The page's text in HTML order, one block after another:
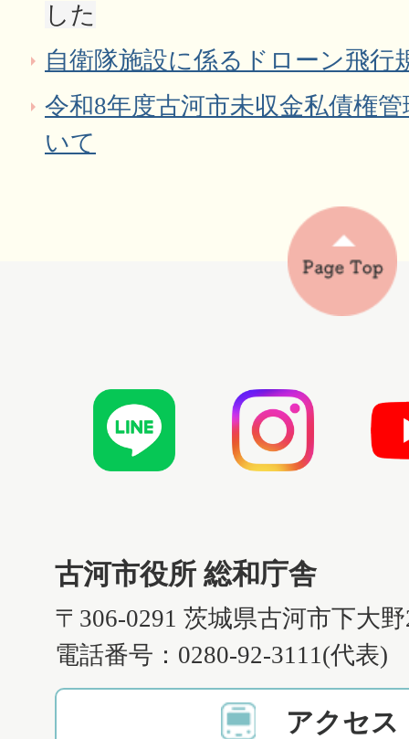
した
自衛隊施設に係るドローン飛行
令和8年度古河市未収金私債権
いて
古河市役所 総和庁舎
〒306-0291 茨城県古河市下大
電話番号：0280-92-3111(代表)
アクセス